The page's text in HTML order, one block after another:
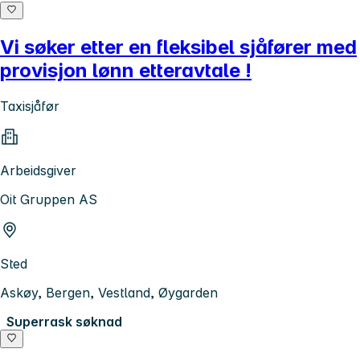
Vi søker etter en fleksibel sjåfører med
provisjon lønn etteravtale !
Taxisjåfør
Arbeidsgiver
Oit Gruppen AS
Sted
Askøy, Bergen, Vestland, Øygarden
Superrask søknad